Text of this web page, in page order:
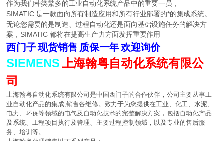
作为我们种类繁多的工业自动化系统产品中的重要一员，
SIMATIC 是一款面向所有制造应用和所有行业部署的*的集成系统。
无论您需要的是制造、过程自动化还是面向基础设施任务的解决方
案，SIMATIC 都将在提高生产力方面发挥重要作用
西门子 现货销售 质保一年 欢迎询价
SIEMENS 上海翰粤自动化系统有限公
司
上海翰粤自动化系统有限公司是中国西门子的合作伙伴，公司主要从事工
业自动化产品的集成,销售各维修。致力于为您提供在工业、化工、水泥、
电力、环保等领域的电气及自动化技术的完整解决方案，包括自动化产品
及系统、工程项目执行及管理、主要过程控制领域，以及专业的售后服
务、培训等。